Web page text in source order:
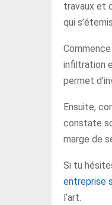
travaux et
qui
infiltration
permet
Ensuite,
constate
marge de
Si tu
entreprise
l’art.